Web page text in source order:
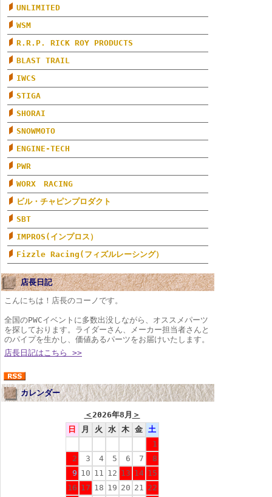
UNLIMITED
WSM
R.R.P. RICK ROY PRODUCTS
BLAST TRAIL
IWCS
STIGA
SHORAI
SNOWMOTO
ENGINE-TECH
PWR
WORX RACING
ビル・チャピンプロダクト
SBT
IMPROS(インプロス）
Fizzle Racing(フィズルレーシング）
店長日記
こんにちは！店長のコーノです。
全国のPWCイベントに多数出没しながら、オススメパーツ
を探しております。ライダーさん、メーカー担当者さんと
のパイプを生かし、価値あるパーツをお届けいたします。
店長日記はこちら >>
カレンダー
＜2026年8月 ＞
日
月 火 水 木 金 土
1
2
3 4 5 6 7
8
9 10 11 12 13 14 15
16 17 18 19 20 21 22